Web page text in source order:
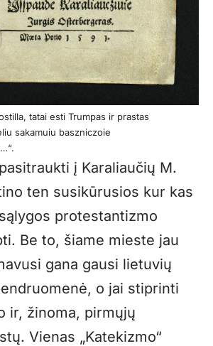
tatai esti Trumpas ir prastas
sakamuiu baszniczoie
į Karaliaučių M.
ten susikūrusios kur kas
protestantizmo
Be to, šiame mieste jau
gana gausi lietuvių
o jai stiprinti
ir, žinoma, pirmųjų
Vienas „Katekizmo“